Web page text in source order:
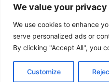
We value your privacy
We use cookies to enhance
serve personalized ads or
By clicking "Accept All", you
Customize
Copyright © 2026 Not Only